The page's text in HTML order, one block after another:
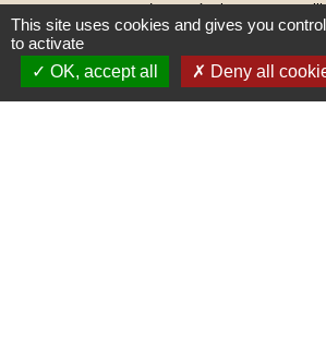
Le secrétariat vous
Lundi, Mercredi et Vendredi de
13h15 à 17h00
Mardi et Jeudi de 8h30
This site uses cookies and gives you
to activate
OK, accept all
Deny all